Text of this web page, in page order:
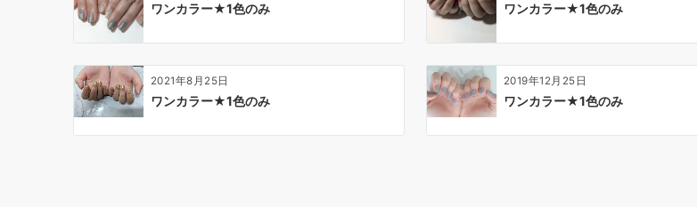
ワンカラー★1色のみ ワンカラー★1色のみ
2021年8月25日
ワンカラー★1色のみ
2019年12月25日
ワンカラー★1色のみ